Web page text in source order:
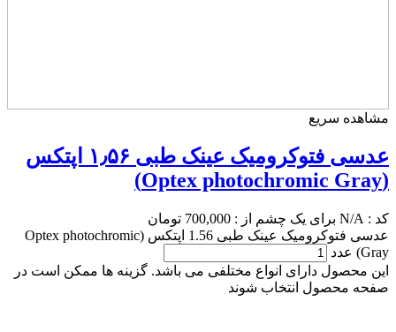
مشاهده سریع
عدسی فتوکرومیک عینک طبی ۱٫۵۶ اپتکس
(Optex photochromic Gray)
کد : N/A برای یک چشم از : 700,000 تومان
عدسی فتوکرومیک عینک طبی 1.56 اپتکس (Optex photochromic
Gray) عدد
این محصول دارای انواع مختلفی می باشد. گزینه ها ممکن است در
صفحه محصول انتخاب شوند